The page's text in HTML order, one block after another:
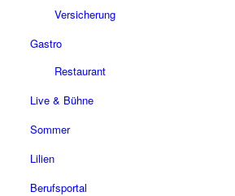
Versicherung
Gastro
Restaurant
Live & Bühne
Sommer
Lilien
Berufsportal